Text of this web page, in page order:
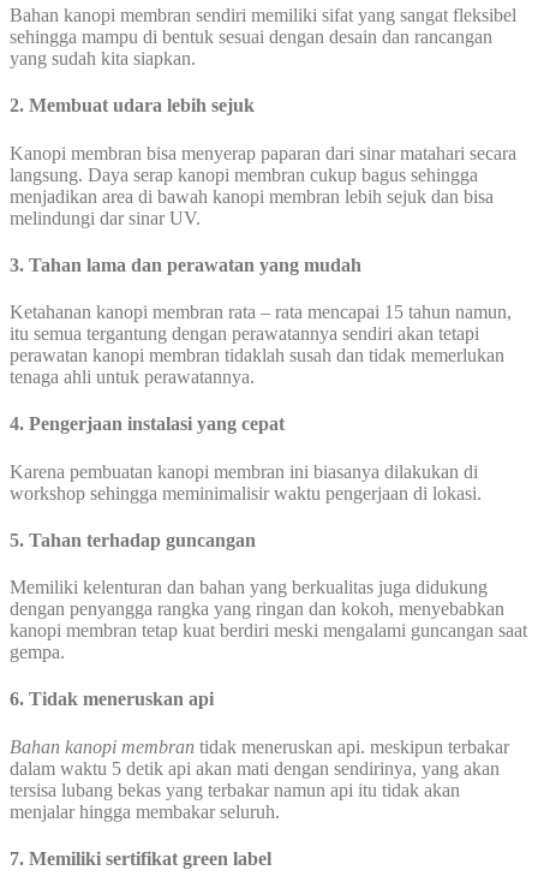
Bahan kanopi membran sendiri memiliki sifat yang sangat fleksibel
sehingga mampu di bentuk sesuai dengan desain dan rancangan
yang sudah kita siapkan.
2. Membuat udara lebih sejuk
Kanopi membran bisa menyerap paparan dari sinar matahari secara
langsung. Daya serap kanopi membran cukup bagus sehingga
menjadikan area di bawah kanopi membran lebih sejuk dan bisa
melindungi dar sinar UV.
3. Tahan lama dan perawatan yang mudah
Ketahanan kanopi membran rata – rata mencapai 15 tahun namun,
itu semua tergantung dengan perawatannya sendiri akan tetapi
perawatan kanopi membran tidaklah susah dan tidak memerlukan
tenaga ahli untuk perawatannya.
4. Pengerjaan instalasi yang cepat
Karena pembuatan kanopi membran ini biasanya dilakukan di
workshop sehingga meminimalisir waktu pengerjaan di lokasi.
5. Tahan terhadap guncangan
Memiliki kelenturan dan bahan yang berkualitas juga didukung
dengan penyangga rangka yang ringan dan kokoh, menyebabkan
kanopi membran tetap kuat berdiri meski mengalami guncangan saat
gempa.
6. Tidak meneruskan api
Bahan kanopi membran tidak meneruskan api. meskipun terbakar
dalam waktu 5 detik api akan mati dengan sendirinya, yang akan
tersisa lubang bekas yang terbakar namun api itu tidak akan
menjalar hingga membakar seluruh.
7. Memiliki sertifikat green label